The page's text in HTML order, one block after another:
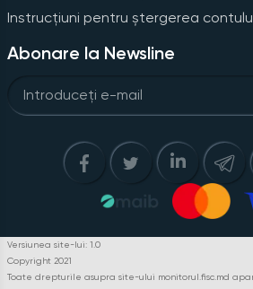
Instrucțiuni pentru ștergerea
Abonare la Newsline
Versiunea site-lui: 1.0
Copyright 2021
Toate drepturile asupra site-ului monitorul.fisc.md